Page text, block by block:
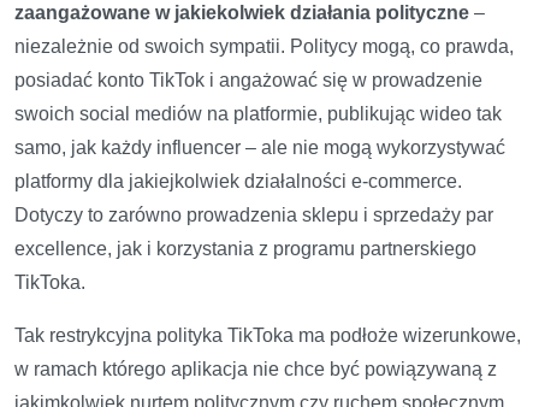
zaangażowane w jakiekolwiek działania polityczne –
niezależnie od swoich sympatii. Politycy mogą, co prawda,
posiadać konto TikTok i angażować się w prowadzenie
swoich social mediów na platformie, publikując wideo tak
samo, jak każdy influencer – ale nie mogą wykorzystywać
platformy dla jakiejkolwiek działalności e-commerce.
Dotyczy to zarówno prowadzenia sklepu i sprzedaży par
excellence, jak i korzystania z programu partnerskiego
TikToka.
Tak restrykcyjna polityka TikToka ma podłoże wizerunkowe,
w ramach którego aplikacja nie chce być powiązywaną z
jakimkolwiek nurtem politycznym czy ruchem społecznym,